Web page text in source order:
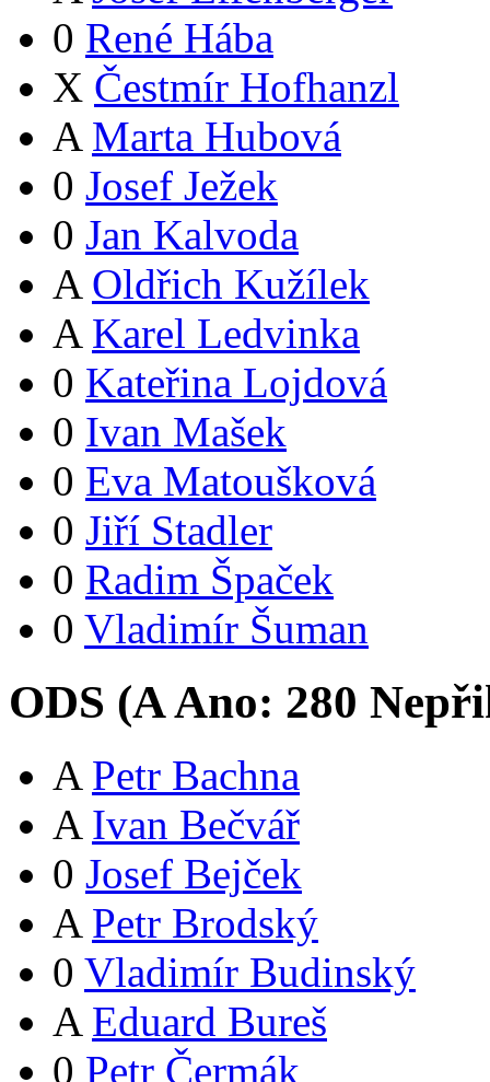
0 René Hába
X Čestmír Hofhanzl
A Marta Hubová
0 Josef Ježek
0 Jan Kalvoda
A Oldřich Kužílek
A Karel Ledvinka
0 Kateřina Lojdová
0 Ivan Mašek
0 Eva Matoušková
0 Jiří Stadler
0 Radim Špaček
0 Vladimír Šuman
ODS (AAno: 280
A Petr Bachna
A Ivan Bečvář
0 Josef Bejček
A Petr Brodský
0 Vladimír Budinský
A Eduard Bureš
0 Petr Čermák